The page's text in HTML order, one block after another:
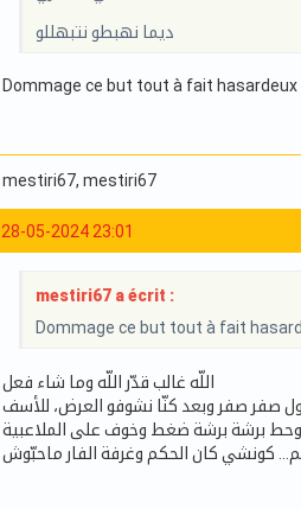
ديما نهبطو نتبهللو
Dommage ce but tout à fait
mestiri67, mestiri67
28-05-2024 23:01
mestiri67 a écrit :
Dommage ce but tout à fait
اللّه غالب قدّر اللّه وما شاء فعل
صفر صفر وبعد كنّا نشوفو العرض، للأسف
وحط برشة برشة ضغط وخوف على الملاعبية
كونشي كان الحكم وغرفة الفار ماحبّوش